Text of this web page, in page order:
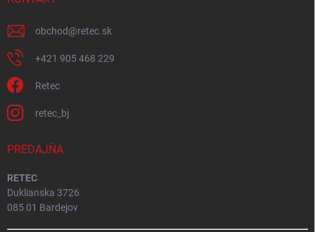
obchod@retec.sk
+421 905 468 229
Retec
retec_bj
PREDAJŇA
RETEC
Duklianska 3726
085 01 Bardejov